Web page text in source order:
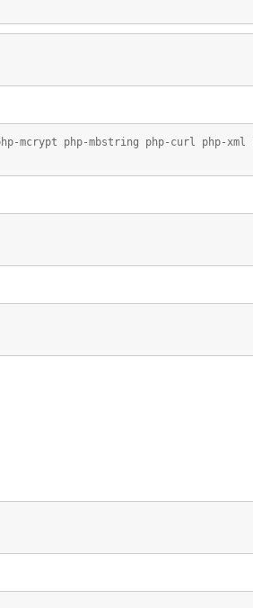
mcrypt php-mbstring php-curl php-xml